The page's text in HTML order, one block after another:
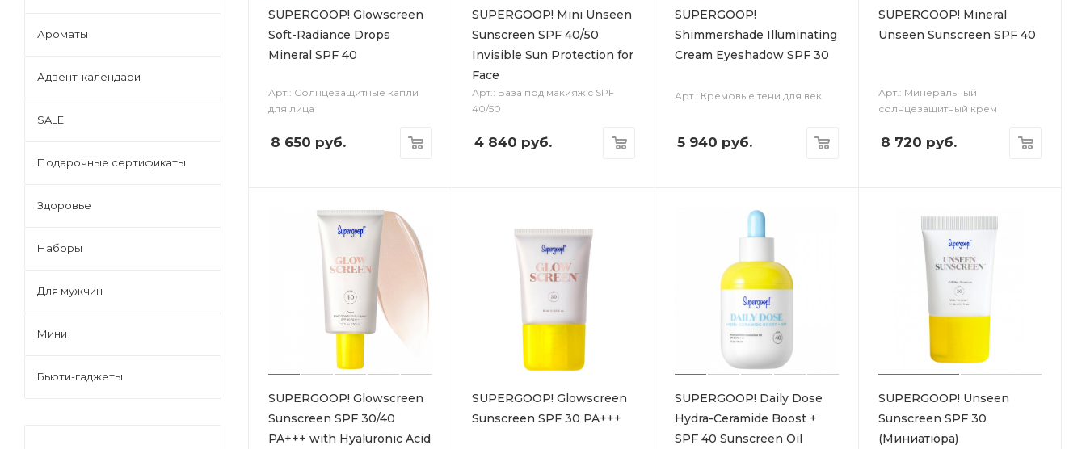
SUPERGOOP! Glowscreen
Soft-Radiance Drops
Mineral SPF 40
Арт.: Солнцезащитные капли
для лица
8 650 руб.
SUPERGOOP! Mini Unseen
Sunscreen SPF 40/50
Invisible Sun Protection for
Face
Арт.: База под макияж с SPF
40/50
4 840 руб.
SUPERGOOP!
Shimmershade Illuminating
Cream Eyeshadow SPF 30
Арт.: Кремовые тени для век
5 940 руб.
SUPERGOOP! Mineral
Unseen Sunscreen SPF 40
Арт.: Минеральный
солнцезащитный крем
8 720 руб.
SUPERGOOP! Glowscreen
Sunscreen SPF 30/40
PA+++ with Hyaluronic Acid
SUPERGOOP! Glowscreen
Sunscreen SPF 30 PA+++
SUPERGOOP! Daily Dose
Hydra-Ceramide Boost +
SPF 40 Sunscreen Oil
SUPERGOOP! Unseen
Sunscreen SPF 30
(Миниатюра)
Ароматы
Адвент-календари
SALE
Подарочные сертификаты
Здоровье
Наборы
Для мужчин
Мини
Бьюти-гаджеты